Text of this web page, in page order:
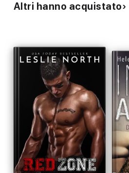
Altri hanno acquistato